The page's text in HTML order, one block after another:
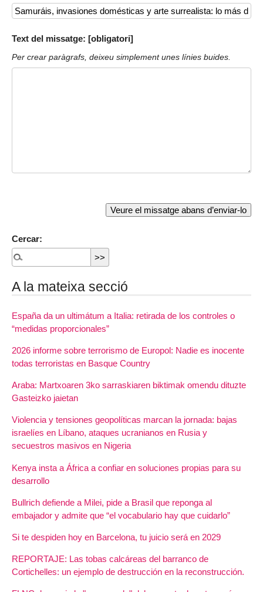
Text del missatge: [obligatori]
Per crear paràgrafs, deixeu simplement unes línies buides.
Cercar:
A la mateixa secció
España da un ultimátum a Italia: retirada de los controles o
“medidas proporcionales”
2026 informe sobre terrorismo de Europol: Nadie es inocente
todas terroristas en Basque Country
Araba: Martxoaren 3ko sarraskiaren biktimak omendu dituzte
Gasteizko jaietan
Violencia y tensiones geopolíticas marcan la jornada: bajas
israelíes en Líbano, ataques ucranianos en Rusia y
secuestros masivos en Nigeria
Kenya insta a África a confiar en soluciones propias para su
desarrollo
Bullrich defiende a Milei, pide a Brasil que reponga al
embajador y admite que “el vocabulario hay que cuidarlo”
Si te despiden hoy en Barcelona, tu juicio será en 2029
REPORTAJE: Las tobas calcáreas del barranco de
Cortichelles: un ejemplo de destrucción en la reconstrucción.